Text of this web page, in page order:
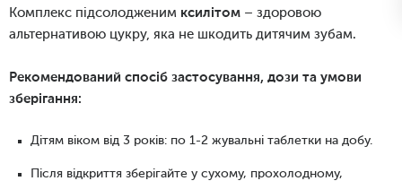
Комплекс підсолодженим ксилітом – здоровою
альтернативою цукру, яка не шкодить дитячим зубам.
Рекомендований спосіб застосування, дози та умови
зберігання:
Дітям віком від 3 років: по 1-2 жувальні таблетки на добу.
Після відкриття зберігайте у сухому, прохолодному,